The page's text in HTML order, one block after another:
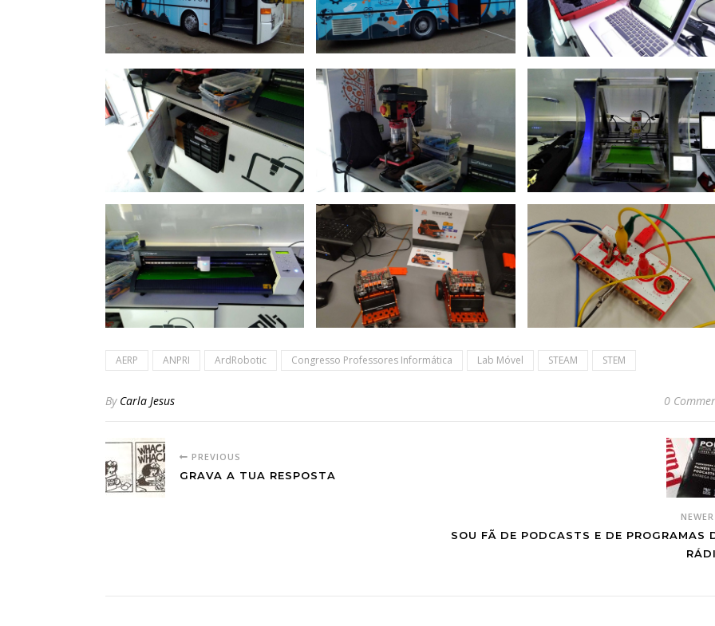
AERP ANPRI ArdRobotic Congresso Professores Informática Lab Móvel STEAM STEM
By Carla Jesus 0
PREVIOUS
GRAVA A TUA RESPOSTA
SOU FÃ DE PODCASTS E DE PROGRAMAS